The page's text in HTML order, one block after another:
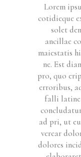
Lorem
cotidieque
solet
ancillae
maiestatis
ne. Est
pro, quo
erroribus,
falli latine
ad pri, ut
verear
dolores